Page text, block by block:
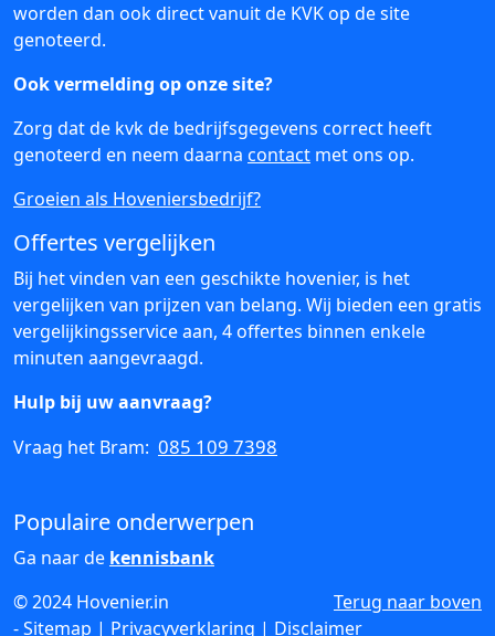
worden dan ook direct vanuit de KVK op de site
genoteerd.
Ook vermelding op onze site?
Zorg dat de kvk de bedrijfsgegevens correct heeft
genoteerd en neem daarna contact met ons op.
Groeien als Hoveniersbedrijf?
Offertes vergelijken
Bij het vinden van een geschikte hovenier, is het
vergelijken van prijzen van belang. Wij bieden een gratis
vergelijkingsservice aan, 4 offertes binnen enkele
minuten aangevraagd.
Hulp bij uw aanvraag?
Vraag het Bram: 085 109 7398
Populaire onderwerpen
Ga naar de kennisbank
Terug naar boven
© 2024 Hovenier.in
-Sitemap | Privacyverklaring | Disclaimer